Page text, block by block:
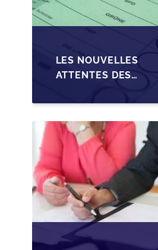
LES NOUVELLES
ATTENTES DES
TRANSMISSION DES
PME BELGES